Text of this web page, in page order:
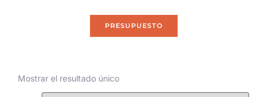
PRESUPUESTO
Mostrar el resultado único